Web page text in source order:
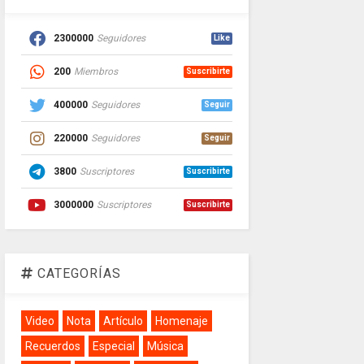
2300000 Seguidores Like
200 Miembros Suscribirte
400000 Seguidores Seguir
220000 Seguidores Seguir
3800 Suscriptores Suscribirte
3000000 Suscriptores Suscribirte
CATEGORÍAS
Video Nota Artículo
Homenaje
Recuerdos
Especial
Música